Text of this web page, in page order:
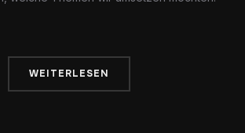
WEITERLESEN